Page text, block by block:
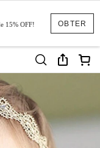
OBTER
15% OFF!